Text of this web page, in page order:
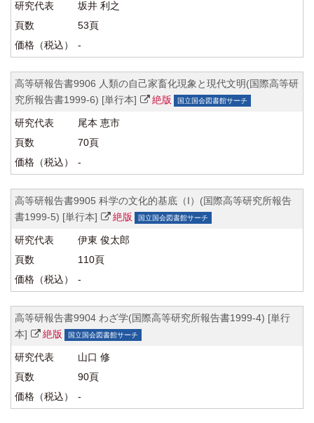
坂井 利之
53頁
-
高等研報告書9906 人類の自己家畜化現象と現代文明(国際高等研
究所報告書1999-6) [単行本]
絶版 国立国会図書館サーチ
尾本 恵市
70頁
-
高等研報告書9905 科学の文化的基底（I）(国際高等研究所報告
書1999-5) [単行本]
絶版 国立国会図書館サーチ
伊東 俊太郎
110頁
-
高等研報告書9904 わざ学(国際高等研究所報告書1999-4) [単行
本]
絶版 国立国会図書館サーチ
山口 修
90頁
-